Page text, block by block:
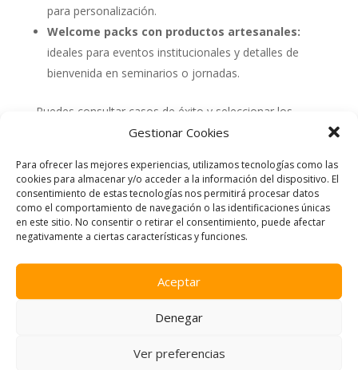
Gestionar Cookies
Para ofrecer las mejores experiencias, utilizamos tecnologías como las
cookies para almacenar y/o acceder a la información del dispositivo. El
consentimiento de estas tecnologías nos permitirá procesar datos
como el comportamiento de navegación o las identificaciones únicas
en este sitio. No consentir o retirar el consentimiento, puede afectar
negativamente a ciertas características y funciones.
Aceptar
Denegar
Ver preferencias
para personalización.
Welcome packs con productos artesanales:
ideales para eventos institucionales y detalles de
bienvenida en seminarios o jornadas.
Puedes consultar casos de éxito y seleccionar los
detalles corporativossegún tu evento, con
especial.
Opciones de merchandising personalizable
que sorprenden
La personalización lleva el merchandising a otro nivel:
cada etiqueta, envase y nota transmite cuidado y
Elige packs con nombre, mensaje especial, fecha y
Añade elementos visuales únicos: fotos, colores
corporativos o símbolos representativos.